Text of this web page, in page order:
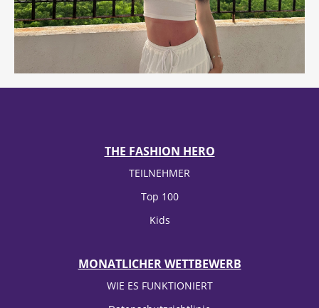
THE FASHION HERO
TEILNEHMER
Top 100
Kids
MONATLICHER WETTBEWERB
WIE ES FUNKTIONIERT